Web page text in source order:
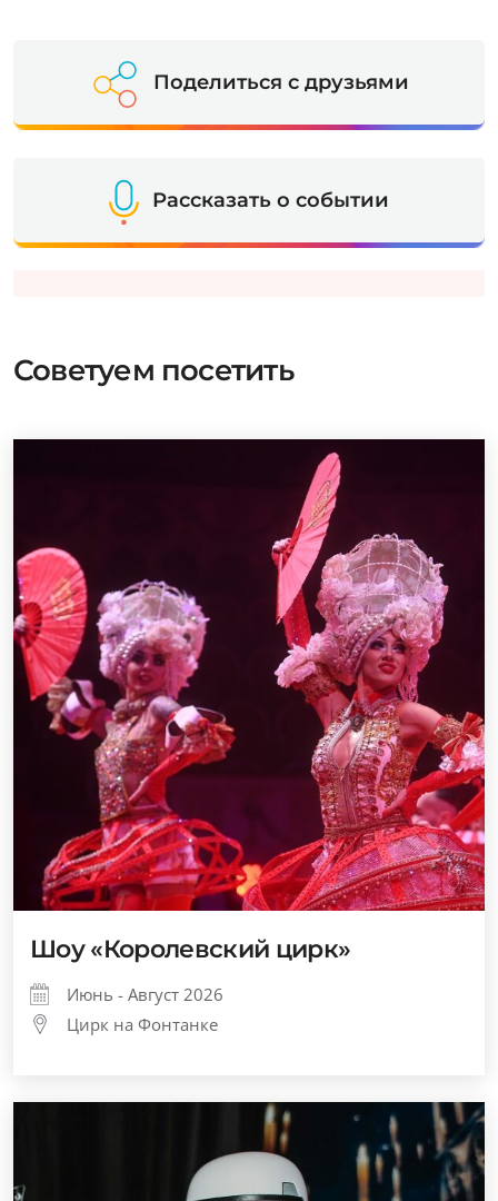
Поделиться с друзьями
Рассказать о событии
Советуем посетить
Шоу «Королевский цирк»
Июнь - Август 2026
Цирк на Фонтанке